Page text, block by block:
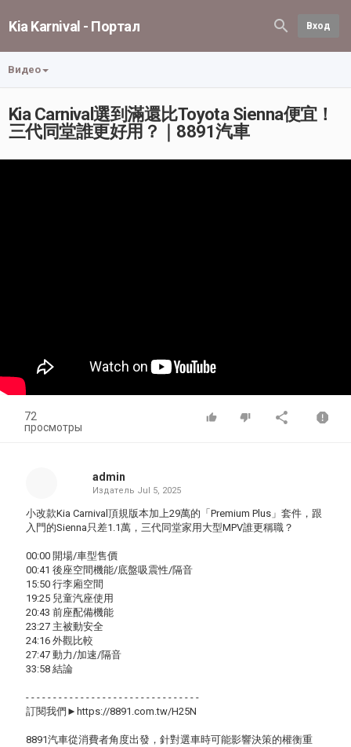
Kia Karnival - Портал Вход
Видео
Kia Carnival選到滿還比Toyota Sienna便宜！
三代同堂誰更好用？｜8891汽車
72
просмотры
admin
Издатель Jul 5, 2025
小改款Kia Carnival頂規版本加上29萬的「Premium Plus」套件，跟
入門的Sienna只差1.1萬，三代同堂家用大型MPV誰更稱職？
00:00 開場/車型售價
00:41 後座空間機能/底盤吸震性/隔音
15:50 行李廂空間
19:25 兒童汽座使用
20:43 前座配備機能
23:27 主被動安全
24:16 外觀比較
27:47 動力/加速/隔音
33:58 結論
- - - - - - - - - - - - - - - - - - - - - - - - - - - - - - - -
訂閱我們►https://8891.com.tw/H25N
8891汽車從消費者角度出發，針對選車時可能影響決策的權衡重